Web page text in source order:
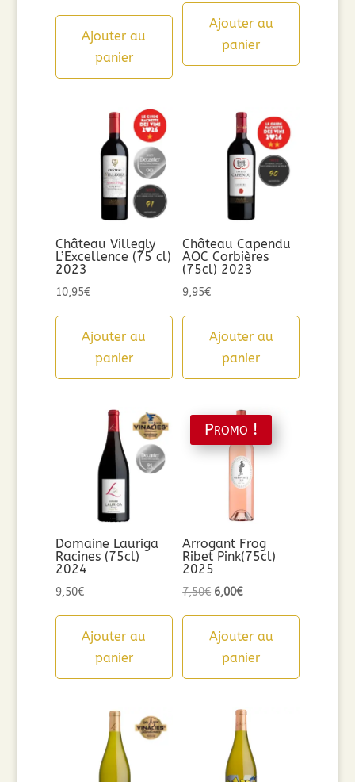
Ajouter au
panier
Ajouter au
panier
Château Villegly
L’Excellence (75 cl)
2023
10,95€
Ajouter au
panier
Château Capendu
AOC Corbières
(75cl) 2023
9,95€
Ajouter au
panier
Domaine Lauriga
Racines (75cl)
2024
9,50€
Ajouter au
panier
Promo !
Arrogant Frog
Ribet Pink(75cl)
2025
7,50€ Le
initial
était :
6,00€Le
actuel
est :
Ajouter au
panier